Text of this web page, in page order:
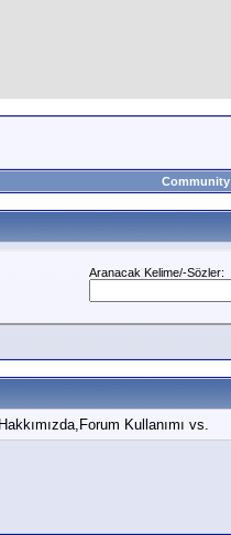
Community
Aranacak Kelime/-Sözler:
Kullanımı vs.